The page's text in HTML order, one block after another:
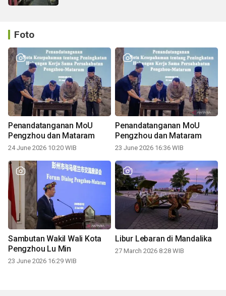
Foto
Penandatanganan MoU
Pengzhou dan Mataram
24 June 2026 10:20 WIB
Penandatanganan MoU
Pengzhou dan Mataram
23 June 2026 16:36 WIB
Sambutan Wakil Wali Kota
Pengzhou Lu Min
23 June 2026 16:29 WIB
Libur Lebaran di Mandalika
27 March 2026 8:28 WIB